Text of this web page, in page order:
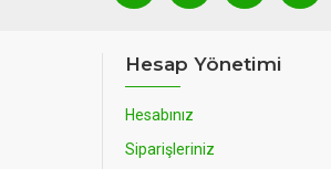
Hesap Yönetimi
Hesabınız
Siparişleriniz